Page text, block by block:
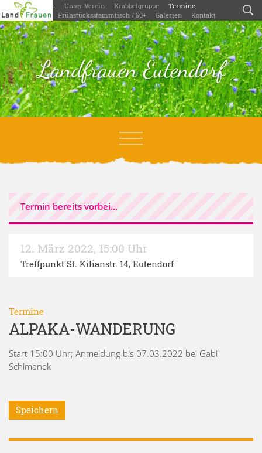
Willkommen Unser Verein Krabbelgruppe
Termine
Aktivitäten
Frühstücksstammtisch / 50+ Galerien Kontakt
Landfrauen Eutendorf
Termin bereits vorbei...
12. März 2022, 15:00 Uhr
Treffpunkt St. Kilianstr. 14, Eutendorf
Termine
ALPAKA-WANDERUNG
Start 15:00 Uhr; Anmeldung bis 07.03.2022 bei Gabi
Schimanek
Speichern